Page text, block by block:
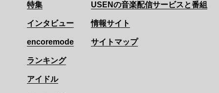
特集
インタビュー
encoremode
ランキング
アイドル
USENの音楽配信サービスと番組
情報サイト
サイトマップ